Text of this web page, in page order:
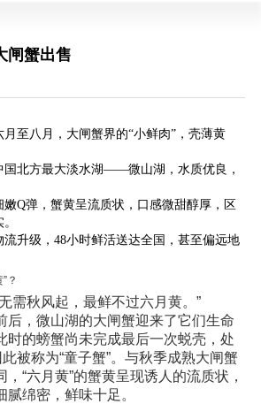
闸蟹出售
月至八月，大闸蟹界的“小鲜肉”，壳薄黄
国北方最大淡水湖——微山湖，水质优良，
嫩Q弹，蟹黄呈流质状，口感微甜醇厚，区
流升级，48小时鲜活送达全国，甚至偏远地
？
秋风起，最鲜不过六月黄。”
，微山湖的大闸蟹迎来了它们生命
时的螃蟹尚未完成最后一次蜕壳，处
被称为“童子蟹”。与秋季成熟大闸蟹
“六月黄”的蟹黄呈现诱人的流质状，
绵密，鲜味十足。